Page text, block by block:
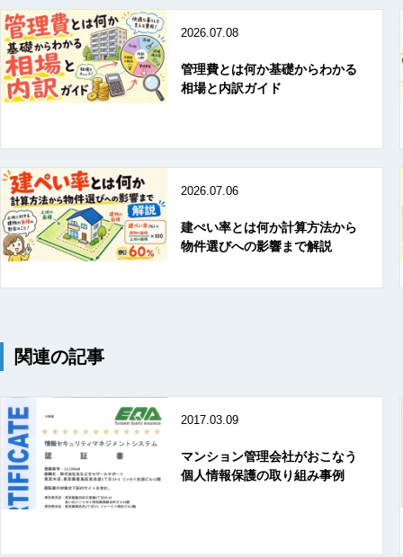
2026.07.08
管理費とは何か基礎からわかる
相場と内訳ガイド
2026.07.06
建ぺい率とは何か計算方法から
物件選びへの影響まで解説
関連の記事
2017.03.09
マンション管理会社がおこなう
個人情報保護の取り組み事例